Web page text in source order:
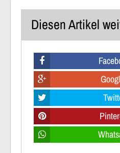
Diesen Artikel